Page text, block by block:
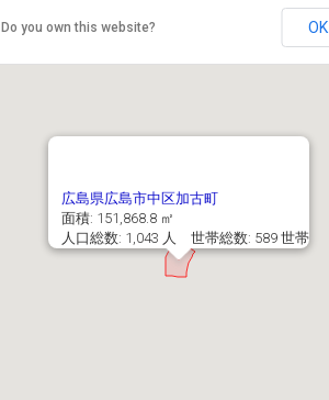
広島県広島市中区加古町
面積: 151,868.8 ㎡
人口総数: 1,043 人 世帯総数: 589 世帯
Do you own this website? OK